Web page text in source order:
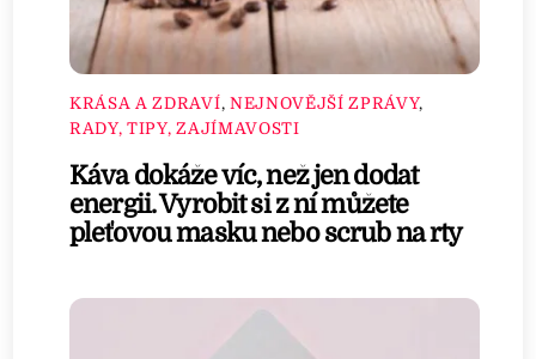
KRÁSA A ZDRAVÍ, NEJNOVĚJŠÍ ZPRÁVY,
RADY, TIPY, ZAJÍMAVOSTI
Káva dokáže víc, než jen dodat
energii. Vyrobit si z ní můžete
pleťovou masku nebo scrub na rty